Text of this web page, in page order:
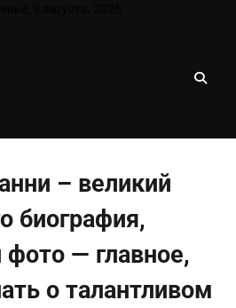
– великий
биография,
фото — главное,
о талантливом